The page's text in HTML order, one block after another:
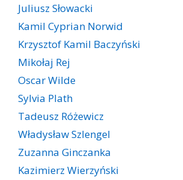
Juliusz Słowacki
Kamil Cyprian Norwid
Krzysztof Kamil Baczyński
Mikołaj Rej
Oscar Wilde
Sylvia Plath
Tadeusz Różewicz
Władysław Szlengel
Zuzanna Ginczanka
Kazimierz Wierzyński